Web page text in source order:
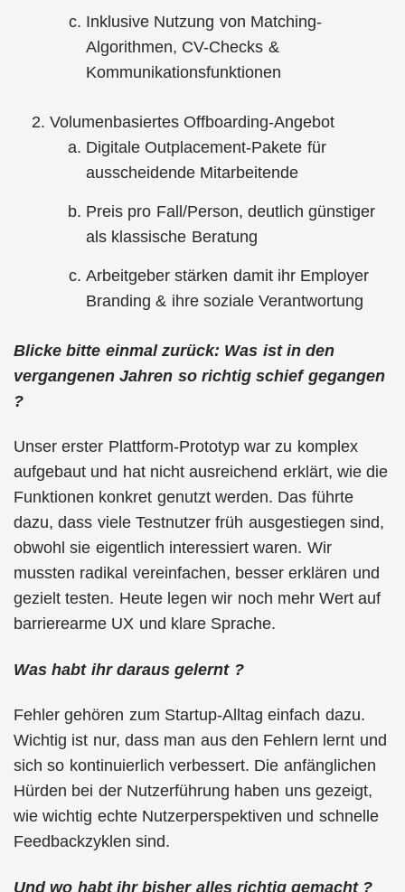
Inklusive Nutzung von Matching-
Algorithmen, CV-Checks &
Kommunikationsfunktionen
Volumenbasiertes Offboarding-Angebot
Digitale Outplacement-Pakete für
ausscheidende Mitarbeitende
Preis pro Fall/Person, deutlich günstiger
als klassische Beratung
Arbeitgeber stärken damit ihr Employer
Branding & ihre soziale Verantwortung
Blicke bitte einmal zurück: Was ist in den
vergangenen Jahren so richtig schief gegangen
?
Unser erster Plattform-Prototyp war zu komplex
aufgebaut und hat nicht ausreichend erklärt, wie die
Funktionen konkret genutzt werden. Das führte
dazu, dass viele Testnutzer früh ausgestiegen sind,
obwohl sie eigentlich interessiert waren. Wir
mussten radikal vereinfachen, besser erklären und
gezielt testen. Heute legen wir noch mehr Wert auf
barrierearme UX und klare Sprache.
Was habt ihr daraus gelernt ?
Fehler gehören zum Startup-Alltag einfach dazu.
Wichtig ist nur, dass man aus den Fehlern lernt und
sich so kontinuierlich verbessert. Die anfänglichen
Hürden bei der Nutzerführung haben uns gezeigt,
wie wichtig echte Nutzerperspektiven und schnelle
Feedbackzyklen sind.
Und wo habt ihr bisher alles richtig gemacht ?